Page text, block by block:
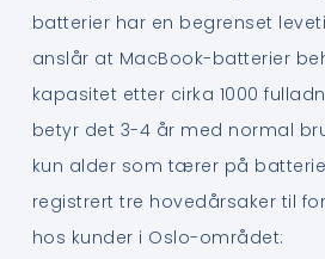
batterier har en begrenset
anslår at MacBook-batterier
kapasitet etter cirka 1000
betyr det 3-4 år med normal
kun alder som tærer på
registrert tre hovedårsaker til
hos kunder i Oslo-området: